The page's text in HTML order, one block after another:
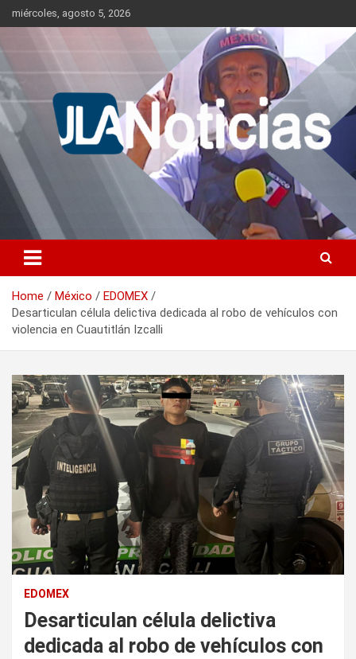
to
miércoles, agosto 5, 2026
Jlanoticias
Información relevante en tiempo real.
Home México
EDOMEX
Desarticulan célula delictiva dedicada al robo de vehículos con
violencia en Cuautitlán Izcalli
EDOMEX
Desarticulan célula delictiva
dedicada al robo de vehículos con